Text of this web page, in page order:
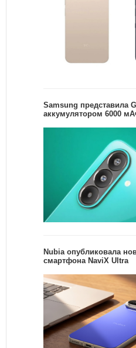
Samsung представила
аккумулятором 6000
Nubia опубликовала
смартфона NaviX Ultra